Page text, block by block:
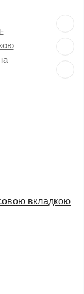
вкладкою